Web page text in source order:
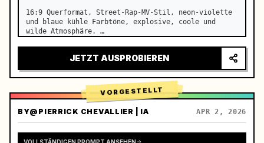
16:9 Querformat, Street-Rap-MV-Stil, neon-violette
und blaue kühle Farbtöne, explosive, coole und
wilde Atmosphäre. …
JETZT AUSPROBIEREN
VORGESTELLT
BY@PIERRICK CHEVALLIER | IA APR 2, 2026
VOLLSTÄNDIGEN PROMPT ANSEHEN